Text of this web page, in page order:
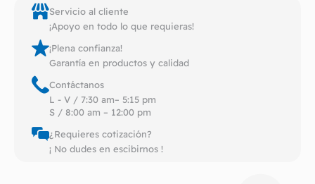
Servicio al cliente
¡Apoyo en todo lo que requieras!
¡Plena confianza!
Garantía en productos y calidad
Contáctanos
L - V / 7:30 am– 5:15 pm
S / 8:00 am – 12:00 pm
¿Requieres cotización?
¡ No dudes en escibirnos !